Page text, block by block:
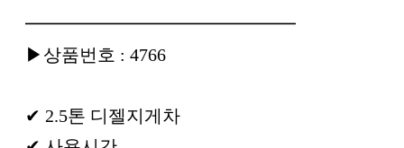
━━━━━━━━━━━━━━━
▶상품번호 : 4766
✔ 2.5톤 디젤지게차